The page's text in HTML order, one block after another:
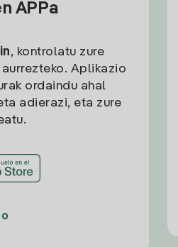
APPa
, kontrolatu zure
Aplikazio
ordaindu ahal
adierazi, eta zure